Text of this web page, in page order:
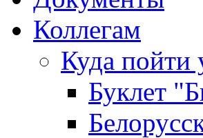
Коллегам
Куда пойти
Буклет